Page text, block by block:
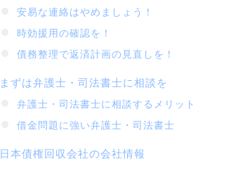
安易な連絡はやめましょう！
時効援用の確認を！
債務整理で返済計画の見直しを！
まずは弁護士・司法書士に相談を
弁護士・司法書士に相談するメリット
借金問題に強い弁護士・司法書士
日本債権回収会社の会社情報